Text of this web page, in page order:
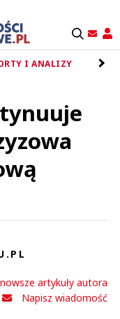
I ANALIZY
artykuły autora
Napisz wiadomość